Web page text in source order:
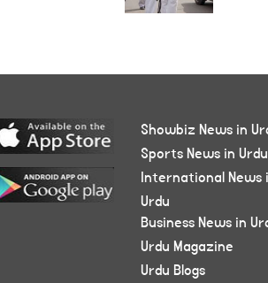
Showbiz News in
Sports News in Urdu
International News
Urdu
Business News in
Urdu Magazine
Urdu Blogs